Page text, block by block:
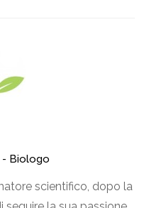
- Biologo
scientifico, dopo la